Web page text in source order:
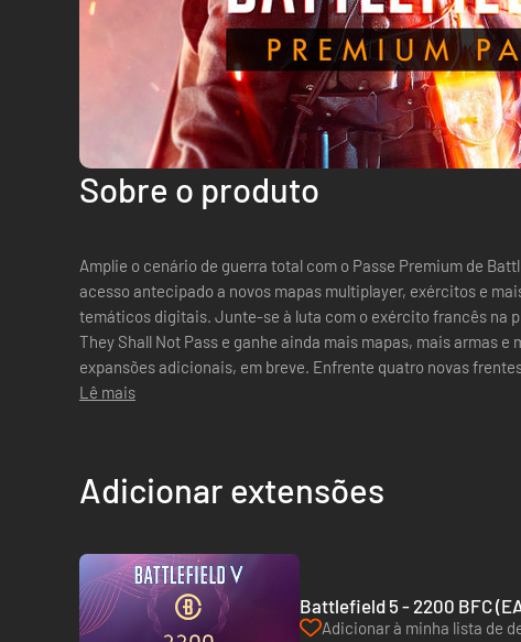
Sobre o produto
Amplie o cenário de guerra total com o Passe Premium de
acesso antecipado a novos mapas multiplayer, exércitos e
temáticos digitais. Junte-se à luta com o exército francês na
They Shall Not Pass e ganhe ainda mais mapas, mais armas e
expansões adicionais, em breve. Enfrente quatro novas frentes na Grande Guerra: Vivencie
batalhas a curta distânci...
Lê mais
Adicionar extensões
Battlefield 5 - 2200 BFC
Adicionar à minha lista de